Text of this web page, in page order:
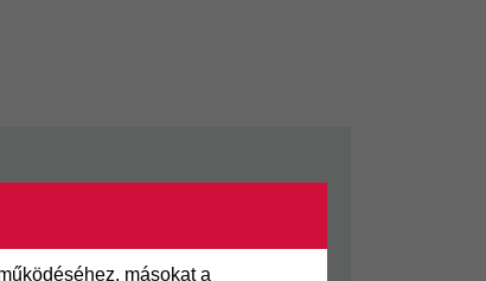
másokat a
Pénzügyi Navigátor